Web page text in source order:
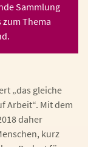
Sammlung
Thema
„das gleiche
Arbeit“. Mit dem
daher
kurz